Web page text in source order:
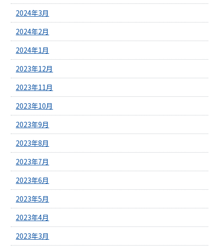
2024年3月
2024年2月
2024年1月
2023年12月
2023年11月
2023年10月
2023年9月
2023年8月
2023年7月
2023年6月
2023年5月
2023年4月
2023年3月